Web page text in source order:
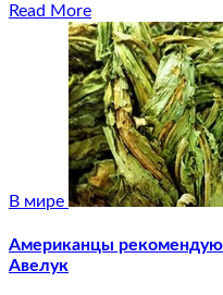
Read More
В мире
Американцы
Авелук